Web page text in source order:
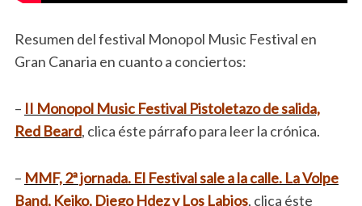
Resumen del festival Monopol Music Festival en
Gran Canaria en cuanto a conciertos:
– II Monopol Music Festival Pistoletazo de salida,
Red Beard, clica éste párrafo para leer la crónica.
– MMF, 2ª jornada. El Festival sale a la calle. La Volpe
Band, Keiko, Diego Hdez y Los Labios, clica éste